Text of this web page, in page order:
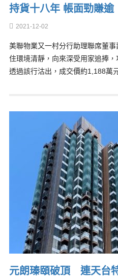
持貨十八年 帳面勁賺逾
2021-12-02
美聯物業又一村分行助理聯席董
住環境清靜，向來深受用家追捧
透過該行沽出，成交價約1,188萬
元朗瑧頤破頂 連天台